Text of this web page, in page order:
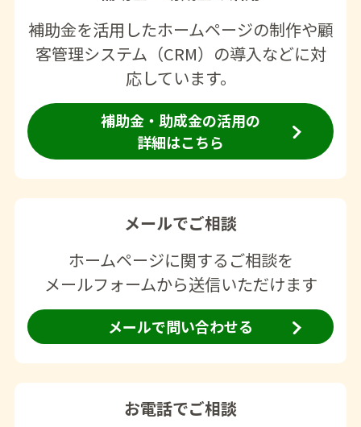
補助金を活用したホームページの制作や顧
客管理システム（CRM）の導入などに対
応しています。
補助金・助成金の活用の
詳細はこちら
メールでご相談
ホームページに関するご相談を
メールフォームから送信いただけます
メールで問い合わせる
お電話でご相談